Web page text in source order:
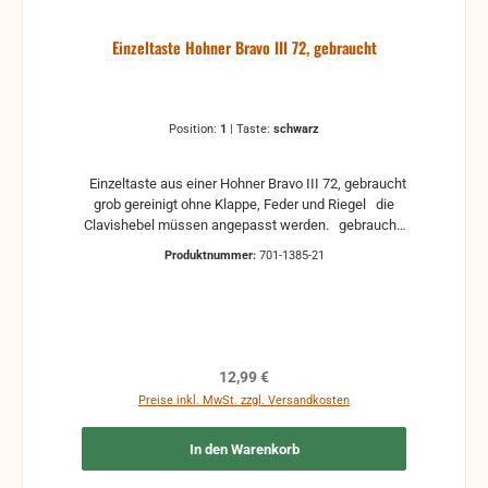
Einzeltaste Hohner Bravo III 72, gebraucht
Position: 1 | Taste: schwarz
grob gereinigt ohne Klappe, Feder und Riegel die
Clavishebel müssen angepasst werden. gebraucht,
Kratzer und Gebrauchsspuren können vorhanden
Produktnummer: 701-1385-21
Regulärer Preis:
12,99 €
Preise inkl. MwSt. zzgl. Versandkosten
In den Warenkorb